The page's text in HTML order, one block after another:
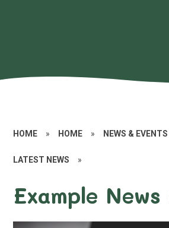
HOME » HOME » NEWS & EVENTS
LATEST NEWS »
Example